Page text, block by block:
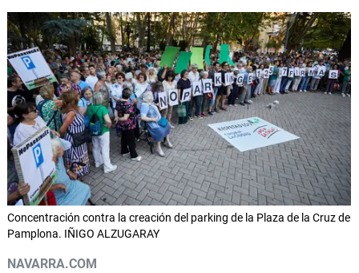
Concentración contra la creación del parking de la Plaza de la Cruz de
Pamplona. IÑIGO ALZUGARAY
NAVARRA.COM